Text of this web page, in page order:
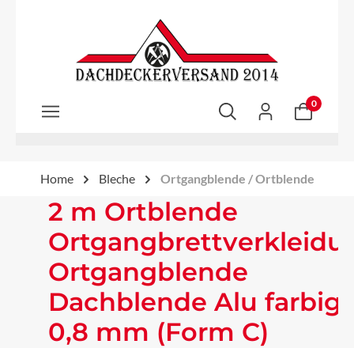
Zum Hauptinhalt springen
0
Home Bleche Ortgangblende / Ortblende
2 m Ortblende
Ortgangblende
Dachblende Alu farbig
0,8 mm (Form C)